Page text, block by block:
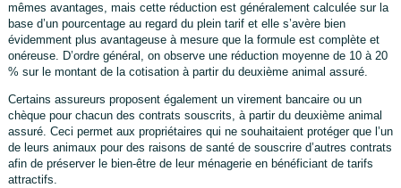
mêmes avantages, mais cette réduction est généralement calculée sur la
base d’un pourcentage au regard du plein tarif et elle s’avère bien
évidemment plus avantageuse à mesure que la formule est complète et
onéreuse. D’ordre général, on observe une réduction moyenne de 10 à 20
% sur le montant de la cotisation à partir du deuxième animal assuré.
Certains assureurs proposent également un virement bancaire ou un
chèque pour chacun des contrats souscrits, à partir du deuxième animal
assuré. Ceci permet aux propriétaires qui ne souhaitaient protéger que l’un
de leurs animaux pour des raisons de santé de souscrire d’autres contrats
afin de préserver le bien-être de leur ménagerie en bénéficiant de tarifs
attractifs.